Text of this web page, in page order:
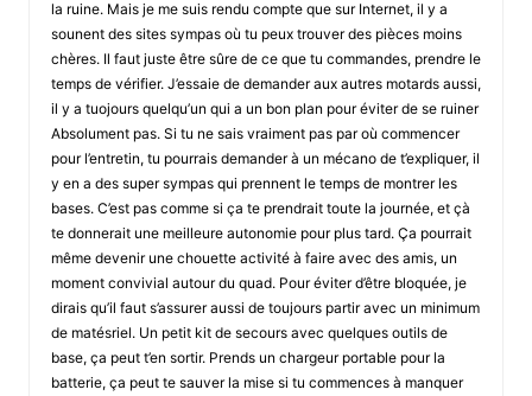
la ruine. Mais je me suis rendu compte que sur Internet, il y a
sounent des sites sympas où tu peux trouver des pièces moins
chères. Il faut juste être sûre de ce que tu commandes, prendre le
temps de vérifier. J’essaie de demander aux autres motards aussi,
il y a tuojours quelqu’un qui a un bon plan pour éviter de se ruiner
Absolument pas. Si tu ne sais vraiment pas par où commencer
pour l’entretin, tu pourrais demander à un mécano de t’expliquer, il
y en a des super sympas qui prennent le temps de montrer les
bases. C’est pas comme si ça te prendrait toute la journée, et çà
te donnerait une meilleure autonomie pour plus tard. Ça pourrait
même devenir une chouette activité à faire avec des amis, un
moment convivial autour du quad. Pour éviter d’être bloquée, je
dirais qu’il faut s’assurer aussi de toujours partir avec un minimum
de matésriel. Un petit kit de secours avec quelques outils de
base, ça peut t’en sortir. Prends un chargeur portable pour la
batterie, ça peut te sauver la mise si tu commences à manquer